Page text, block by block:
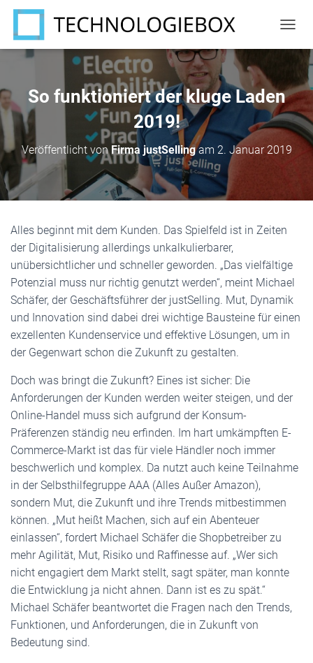
A
G
A
T
I
N
T
N
So funktioniert der kluge Laden
2019!
Veröffentlicht vonFirma justSellingam 2. Januar 2019
Alles beginnt mit dem Kunden. Das Spielfeld ist in Zeiten
der Digitalisierung allerdings unkalkulierbarer,
unübersichtlicher und schneller geworden. „Das vielfältige
Potenzial muss nur richtig genutzt werden“, meint Michael
Schäfer, der Geschäftsführer der justSelling. Mut, Dynamik
und Innovation sind dabei drei wichtige Bausteine für einen
exzellenten Kundenservice und effektive Lösungen, um in
der Gegenwart schon die Zukunft zu gestalten.
Doch was bringt die Zukunft? Eines ist sicher: Die
Anforderungen der Kunden werden weiter steigen, und der
Online-Handel muss sich aufgrund der Konsum-
Präferenzen ständig neu erfinden. Im hart umkämpften E-
Commerce-Markt ist das für viele Händler noch immer
beschwerlich und komplex. Da nutzt auch keine Teilnahme
in der Selbsthilfegruppe AAA (Alles Außer Amazon),
sondern Mut, die Zukunft und ihre Trends mitbestimmen
können. „Mut heißt Machen, sich auf ein Abenteuer
einlassen“, fordert Michael Schäfer die Shopbetreiber zu
mehr Agilität, Mut, Risiko und Raffinesse auf. „Wer sich
nicht engagiert dem Markt stellt, sagt später, man konnte
die Entwicklung ja nicht ahnen. Dann ist es zu spät.“
Michael Schäfer beantwortet die Fragen nach den Trends,
Funktionen, und Anforderungen, die in Zukunft von
Bedeutung sind.